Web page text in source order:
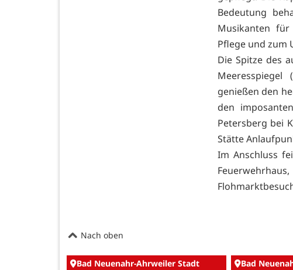
Bedeutung
Musikanten für
Pflege und zum
Die Spitze des
genießen den
den
Petersberg bei
Stätte
Im Anschluss
Nach oben
Bad Neuenahr-Ahrweiler Stadt Bad